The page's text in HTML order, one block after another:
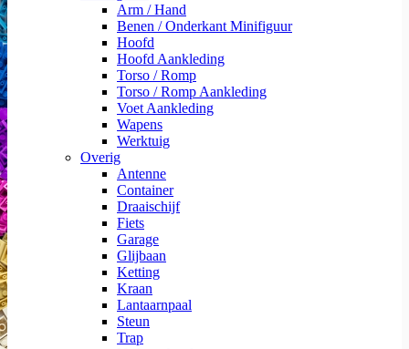
Arm / Hand
Benen / Onderkant Minifiguur
Hoofd
Hoofd Aankleding
Torso / Romp
Torso / Romp Aankleding
Voet Aankleding
Wapens
Werktuig
Overig
Antenne
Container
Draaischijf
Fiets
Garage
Glijbaan
Ketting
Kraan
Lantaarnpaal
Steun
Trap